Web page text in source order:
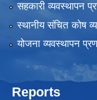
सहकारी व्यवस्थापन
स्थानीय संचित कोष
योजना व्यवस्थापन
Reports